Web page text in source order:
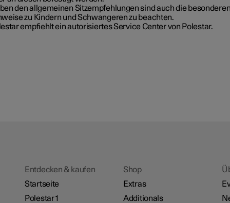
den allgemeinen Sitzempfehlungen sind auch die besonderen
zu Kindern und Schwangeren zu beachten.
empfiehlt ein autorisiertes Service Center von Polestar.
Entdecken & kaufen
Startseite
Polestar 1
Shop
Extras
Additionals